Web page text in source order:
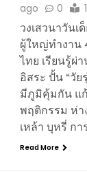
ago
0
วงเสวนาวันเ
ผู้ใหญ่ทำงาน
ไทย เรียนรู้ผ่
อิสระ ปั้น “วั
มีภูมิคุ้มกัน แ
พฤติกรรม ห่า
เหล้า บุหรี่ ก
Read More